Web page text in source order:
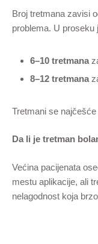
Broj tretmana zavisi
problema. U proseku
6–10 tretmana
8–12 tretmana
Tretmani se
Da li je tretman
Većina pacijenata
mestu aplikacije, ali
nelagodnost koja